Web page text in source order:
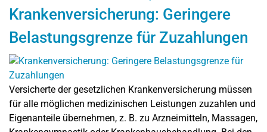
Krankenversicherung: Geringere
Belastungsgrenze für Zuzahlungen
Versicherte der gesetzlichen Krankenversicherung müssen
für alle möglichen medizinischen Leistungen zuzahlen und
Eigenanteile übernehmen, z. B. zu Arzneimitteln, Massagen,